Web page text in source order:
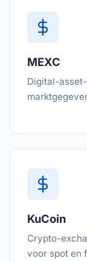
MEXC
Digital-
KuCoin
Crypto-
voor spot en